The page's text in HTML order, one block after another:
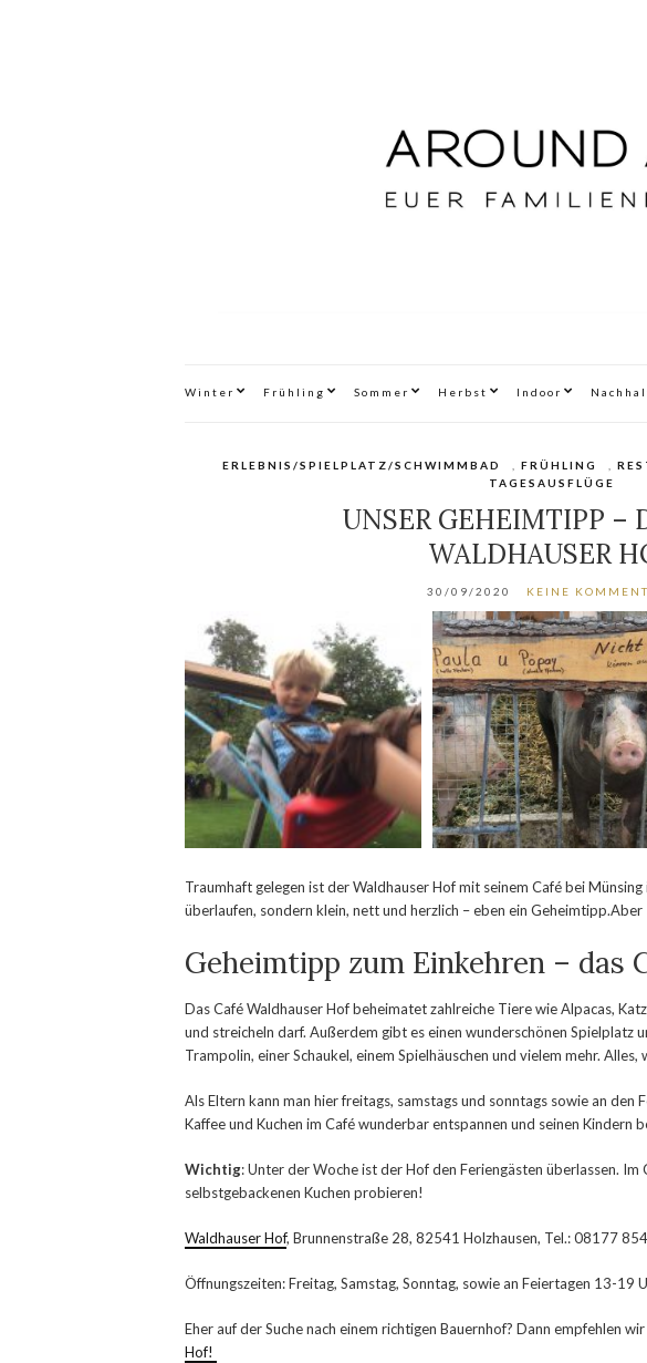
Winter Frühling Sommer Herbst Indoor
ERLEBNIS/SPIELPLATZ/SCHWIMMBAD FRÜHLING
TAGESAUSFLÜGE
UNSER GEHEIMTIPP –
WALDHAUSER
30/09/2020 KEINE
Traumhaft gelegen ist der Waldhauser Hof mit seinem Café bei
überlaufen, sondern klein, nett und herzlich – eben ein Geheimtipp.Aber
Geheimtipp zum Einkehren – das
Das Café Waldhauser Hof beheimatet zahlreiche Tiere wie Alpacas,
und streicheln darf. Außerdem gibt es einen wunderschönen Spielplatz
Trampolin, einer Schaukel, einem Spielhäuschen und vielem mehr. Alles,
Als Eltern kann man hier freitags, samstags und sonntags sowie an den
Kaffee und Kuchen im Café wunderbar entspannen und seinen Kindern
Wichtig: Unter der Woche ist der Hof den Feriengästen überlassen.
selbstgebackenen Kuchen probieren!
Waldhauser Hof, Brunnenstraße 28, 82541 Holzhausen, Tel.: 08177
Öffnungszeiten: Freitag, Samstag, Sonntag, sowie an Feiertagen 13-19
Eher auf der Suche nach einem richtigen Bauernhof? Dann empfehlen
Hof!